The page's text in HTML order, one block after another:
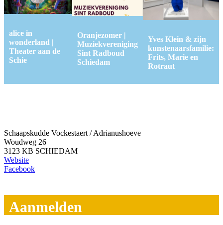
alice in
wonderland |
Theater aan de
Schie
Oranjezomer |
Muziekvereniging
Sint Radboud
Schiedam
Yves Klein & zijn
kunstenaarsfamilie:
Frits, Marie en
Rotraut
Schaapskudde Vockestaert / Adrianushoeve
Woudweg 26
3123 KB SCHIEDAM
Website
Facebook
Aanmelden